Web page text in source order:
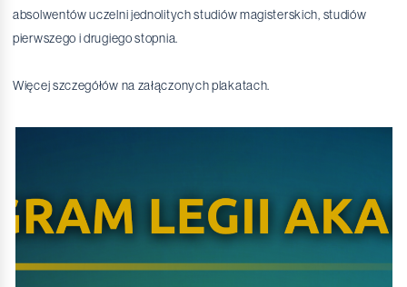
absolwentów uczelni jednolitych studiów magisterskich, studiów
pierwszego i drugiego stopnia.
Więcej szczegółów na załączonych plakatach.